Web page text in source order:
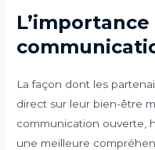
L’importance
La façon dont les
direct sur leur bien-être
communication ouverte,
une meilleure